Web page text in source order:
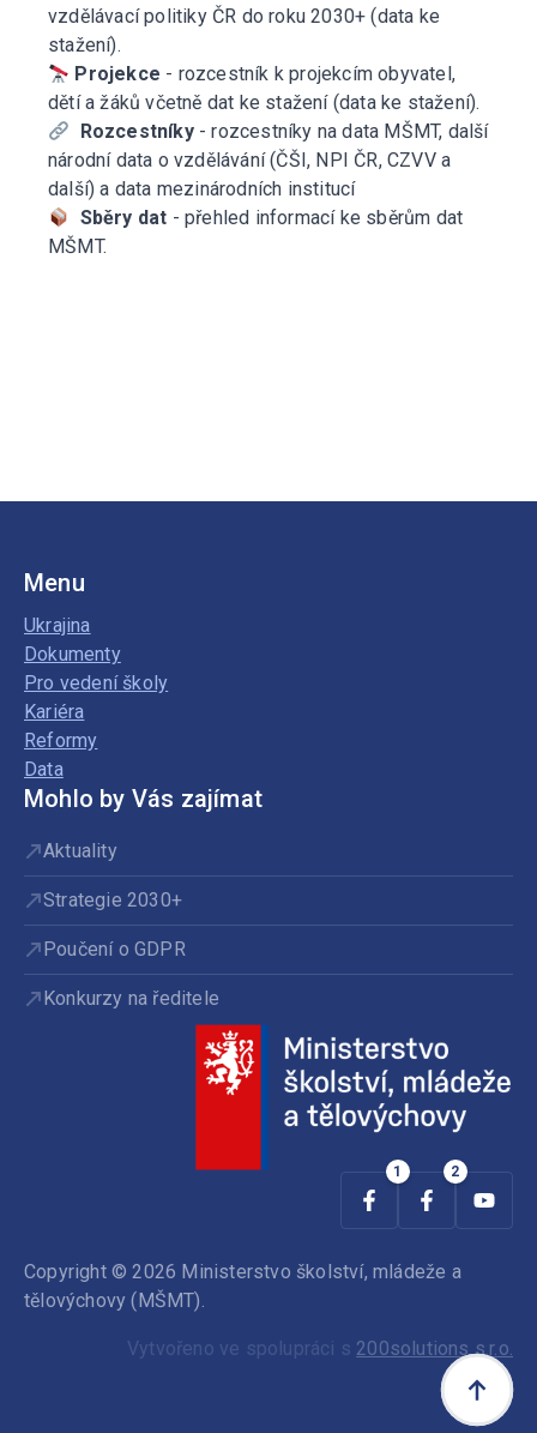
vzdělávací politiky ČR do roku 2030+ (data ke
stažení).
Projekce - rozcestník k projekcím obyvatel,
dětí a žáků včetně dat ke stažení (data ke stažení).
Rozcestníky - rozcestníky na data MŠMT, další
národní data o vzdělávání (ČŠI, NPI ČR, CZVV a
další) a data mezinárodních institucí
Sběry dat - přehled informací ke sběrům dat
MŠMT.
Menu
Ukrajina
Dokumenty
Pro vedení školy
Kariéra
Reformy
Data
Mohlo by Vás zajímat
Aktuality
Strategie 2030+
Poučení o GDPR
Konkurzy na ředitele
Copyright © 2026 Ministerstvo školství, mládeže a
tělovýchovy (MŠMT).
Vytvořeno ve spolupráci s 200solutions s.r.o.